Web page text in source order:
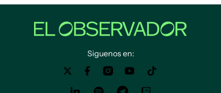
Siguenos en: